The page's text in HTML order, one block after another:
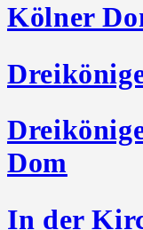
Kölner
Dom
In der